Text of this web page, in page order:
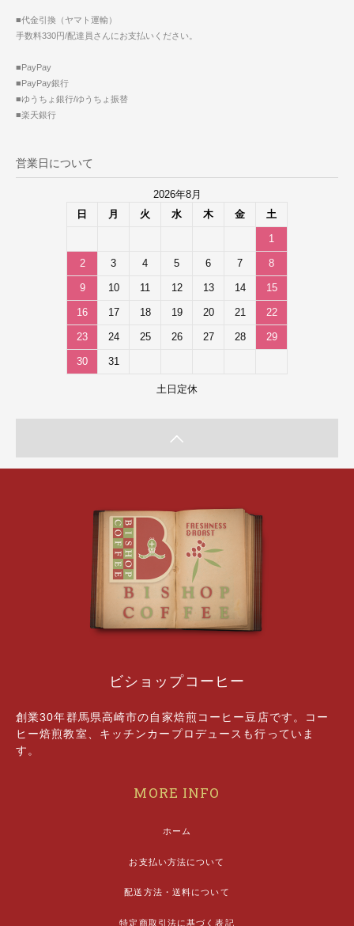
■代金引換（ヤマト運輸）
手数料330円/配達員さんにお支払いください。
■PayPay
■PayPay銀行
■ゆうちょ銀行/ゆうちょ振替
■楽天銀行
営業日について
2026年8月
日
月 火 水 木 金 土
1
2 3 4 5 6 7 8
9 10 11 12 13 14 15
16 17 18 19 20 21 22
23 24 25 26 27 28 29
30 31
土日定休
ビショップコーヒー
創業30年群馬県高崎市の自家焙煎コーヒー豆店です。コー
ヒー焙煎教室、キッチンカープロデュースも行っていま
す。
MORE INFO
ホーム
お支払い方法について
配送方法・送料について
特定商取引法に基づく表記